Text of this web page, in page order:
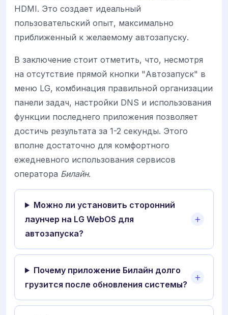
HDMI. Это создает идеальный
пользовательский опыт, максимально
приближенный к желаемому автозапуску.
В заключение стоит отметить, что, несмотря
на отсутствие прямой кнопки "Автозапуск" в
меню LG, комбинация правильной организации
панели задач, настройки DNS и использования
функции последнего приложения позволяет
достичь результата за 1-2 секунды. Этого
вполне достаточно для комфортного
ежедневного использования сервисов
оператора Билайн.
Можно ли установить сторонний
лаунчер на LG WebOS для
автозапуска?
Почему приложение Билайн долго
грузится после обновления системы?